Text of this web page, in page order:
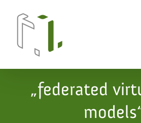
„federated